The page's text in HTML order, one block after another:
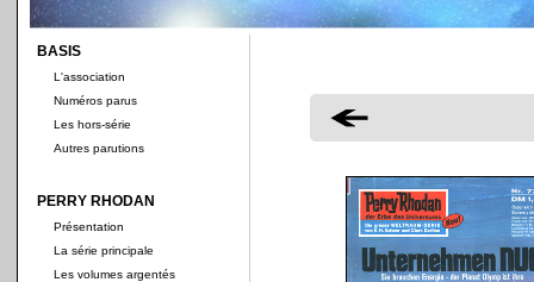
BASIS
L'association
Numéros parus
Les hors-série
Autres parutions
PERRY RHODAN
Présentation
La série principale
Les volumes argentés